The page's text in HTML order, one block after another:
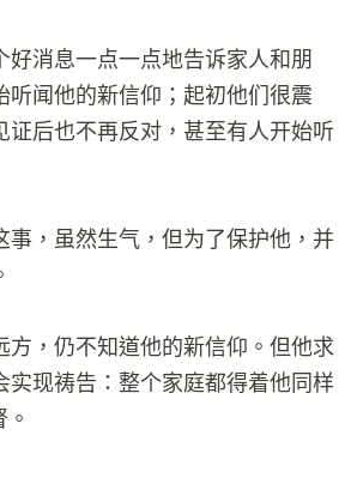
好消息一点一点地告诉家人和朋
听闻他的新信仰；起初他们很震
证后也不再反对，甚至有人开始听
事，虽然生气，但为了保护他，并
方，仍不知道他的新信仰。但他求
实现祷告：整个家庭都得着他同样